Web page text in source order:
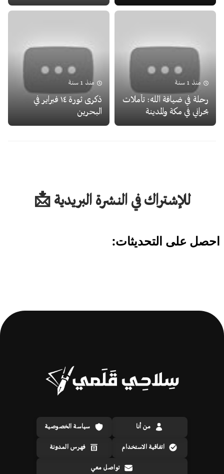
منذ 1 سنة
رحلة في ضيافة الله: تأملات
بحراني في مكة والمدينة
منذ 1 سنة
ذكرى ثورة ١٤ فبراير في
البحرين
للإشتراك في النشرة البريدية 📩
من أنا سياسة الخصوصية
اتفاقية الاستخدام فهرس المدونة
تواصل معي